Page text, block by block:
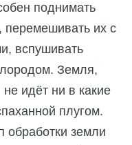
поднимать
перемешивать их с
вспушивать
Земля,
идёт ни в какие
плугом.
обработки земли